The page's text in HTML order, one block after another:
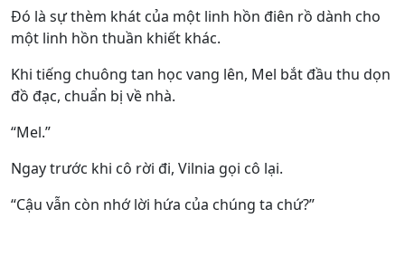
Đó là sự thèm khát của một linh hồn điên rồ dành cho
một linh hồn thuần khiết khác.
Khi tiếng chuông tan học vang lên, Mel bắt đầu thu dọn
đồ đạc, chuẩn bị về nhà.
“Mel.”
Ngay trước khi cô rời đi, Vilnia gọi cô lại.
“Cậu vẫn còn nhớ lời hứa của chúng ta chứ?”